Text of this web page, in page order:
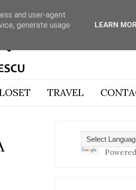
TRAVEL
and user-agent
generate usage
LEARN